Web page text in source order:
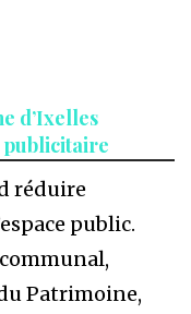
d’Ixelles
publicitaire
réduire
public.
Patrimoine,